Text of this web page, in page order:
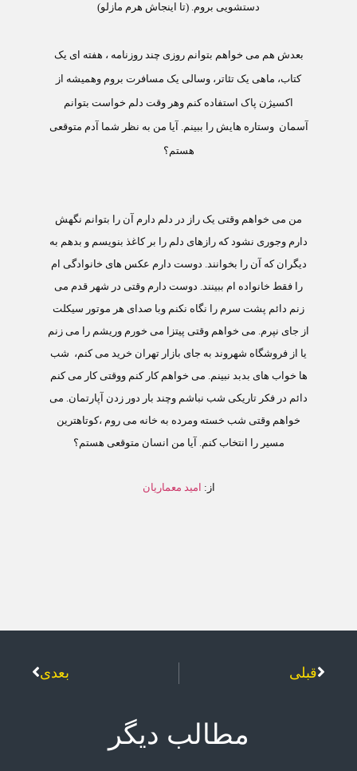
دستشویی بروم. (تا اینجاش هرم مازلو)
بعدش هم می خواهم بتوانم روزی چند روزنامه ، هفته ای یک
کتاب، ماهی یک تئاتر، وسالی یک مسافرت بروم وهمیشه از
اکسیژن پاک استفاده کنم وهر وقت دلم خواست بتوانم
آسمان وستاره هایش را ببینم. آیا من به نظر شما آدم متوقعی
هستم؟
من می خواهم وقتی یک راز در دلم دارم آن را بتوانم نگهش
دارم وجوری نشود که رازهای دلم را بر کاغذ بنویسم و بدهم به
دیگران که آن را بخوانند. دوست دارم عکس های خانوادگی ام
را فقط خانواده ام ببینند. دوست دارم وقتی در شهر قدم می
زنم دائم پشت سرم را نگاه نکنم وبا صدای هر موتور سیکلت
از جای نپرم. می خواهم وقتی پیتزا می خورم وریشم را می زنم
یا از فروشگاه شهروند به جای بازار تهران خرید می کنم، شب
ها خواب های بدبد نبینم. می خواهم کار کنم ووقتی کار می کنم
دائم در فکر تاریکی شب نباشم وچند بار دور زدن آپارتمان. می
خواهم وقتی شب خسته ومرده به خانه می روم ،کوتاهترین
مسیر را انتخاب کنم. آیا من انسان متوقعی هستم؟
از: اميد معماريان
قبلی بعدی
مطالب دیگر